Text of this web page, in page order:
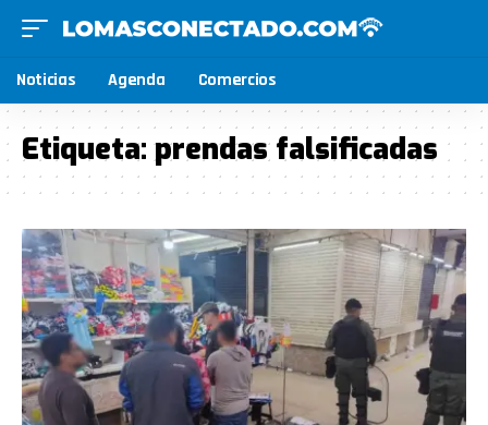
Noticias Agenda Comercios
Etiqueta:prendas falsificadas